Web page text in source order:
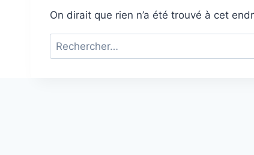
On dirait que rien n’a été trouvé à cet
Rechercher :